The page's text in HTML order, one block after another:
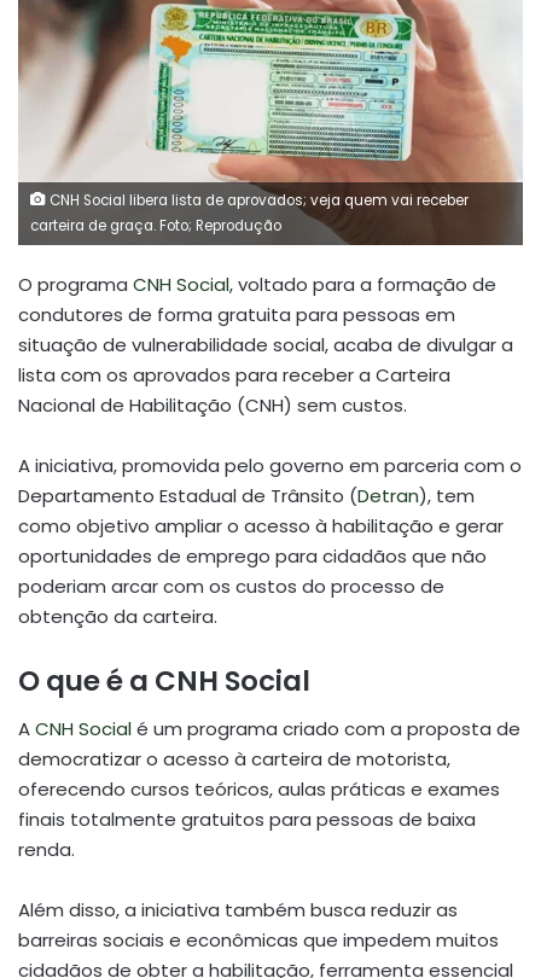
CNH Social libera lista de aprovados; veja quem vai receber
carteira de graça. Foto; Reprodução
O programa CNH Social,voltado para a formação de
condutores de forma gratuita para pessoas em
situação de vulnerabilidade social, acaba de divulgar a
lista com os aprovados para receber a Carteira
Nacional de Habilitação (CNH) sem custos.
A iniciativa, promovida pelo governo em parceria com o
Departamento Estadual de Trânsito (Detran), tem
como objetivo ampliar o acesso à habilitação e gerar
oportunidades de emprego para cidadãos que não
poderiam arcar com os custos do processo de
obtenção da carteira.
O que é a CNH Social
ACNH Socialé um programa criado com a proposta de
democratizar o acesso à carteira de motorista,
oferecendo cursos teóricos, aulas práticas e exames
finais totalmente gratuitos para pessoas de baixa
renda.
Além disso, a iniciativa também busca reduzir as
barreiras sociais e econômicas que impedem muitos
cidadãos de obter a habilitação, ferramenta essencial